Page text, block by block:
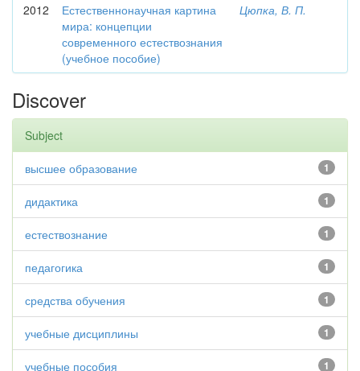
2012
Естественнонаучная картина
мира: концепции
современного естествознания
(учебное пособие)
Цюпка, В. П.
Discover
Subject
1
высшее образование
1
дидактика
1
естествознание
1
педагогика
1
средства обучения
1
учебные дисциплины
1
учебные пособия